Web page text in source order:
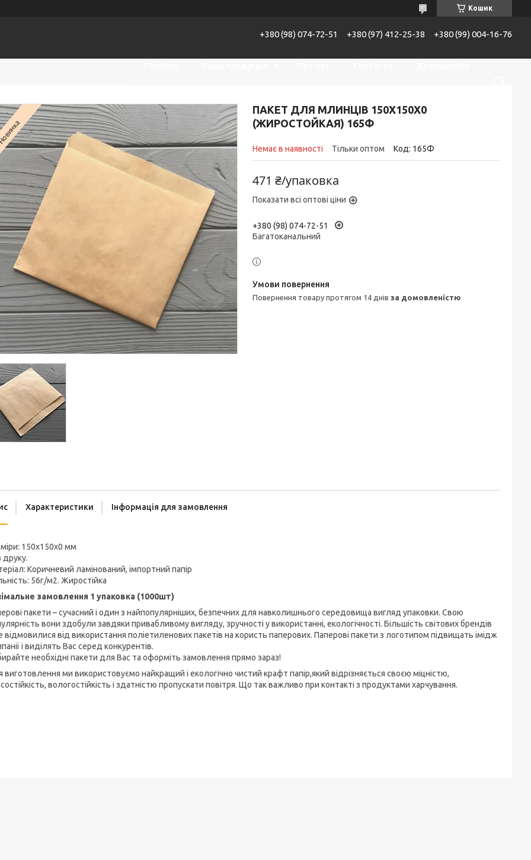
Кошик
+380 (98) 074-72-51 +380 (97) 412-25-38 +380 (99) 004-16-76
ПАКЕТ ДЛЯ МЛИНЦІВ 150Х150Х0
(ЖИРОСТОЙКАЯ) 165Ф
Немає в наявності Тільки оптом Код: 165Ф
471 ₴/упаковка
Показати всі оптові ціни
+380 (98) 074-72-51
Багатоканальний
повернення товару протягом 14 днів за домовленістю
Характеристики Інформація для замовлення
150х150х0 мм
друку.
Коричневий ламінований, імпортний папір
56г/м2. Жиростійка
замовлення 1 упаковка (1000шт)
пакети – сучасний і один з найпопулярніших, безпечних для навколишнього середовища вигляд упаковки. Свою
вони здобули завдяки привабливому вигляду, зручності у використанні, екологічності. Більшість світових брендів
відмовилися від використання поліетиленових пакетів на користь паперових. Паперові пакети з логотипом підвищать імідж
і виділять Вас серед конкурентів.
необхідні пакети для Вас та оформіть замовлення прямо зараз!
виготовлення ми використовуємо найкращий і екологічно чистий крафт папір,який відрізняється своєю міцністю,
вологостійкість і здатністю пропускати повітря. Що так важливо при контакті з продуктами харчування.